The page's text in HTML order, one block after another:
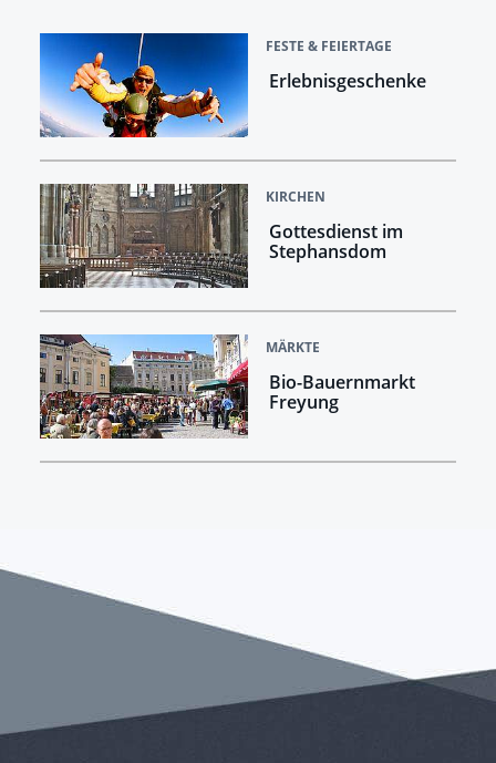
FESTE & FEIERTAGE
Erlebnisgeschenke
KIRCHEN
Gottesdienst im
Stephansdom
MÄRKTE
Bio-Bauernmarkt
Freyung